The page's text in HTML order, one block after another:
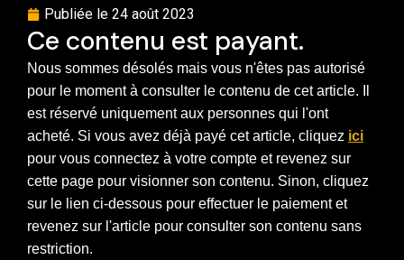
Publiée le 24 août 2023
Ce contenu est payant.
Nous sommes désolés mais vous n'êtes pas autorisé
pour le moment à consulter le contenu de cet article. Il
est réservé uniquement aux personnes qui l'ont
acheté. Si vous avez déjà payé cet article, cliquez ici
pour vous connectez à votre compte et revenez sur
cette page pour visionner son contenu. Sinon, cliquez
sur le lien ci-dessous pour effectuer le paiement et
revenez sur l'article pour consulter son contenu sans
restriction.